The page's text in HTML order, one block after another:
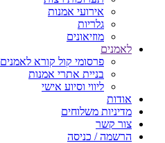
אירועי אמנות
גלריות
מוזיאונים
לאמנים
פרסומי קול קורא לאמנים
בניית אתרי אמנות
ליווי וסיוע אישי
אודות
מדיניות משלוחים
צור קשר
הרשמה / כניסה